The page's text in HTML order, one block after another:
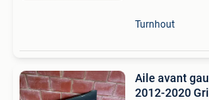
Turnhout
Aile avant
2012-2020